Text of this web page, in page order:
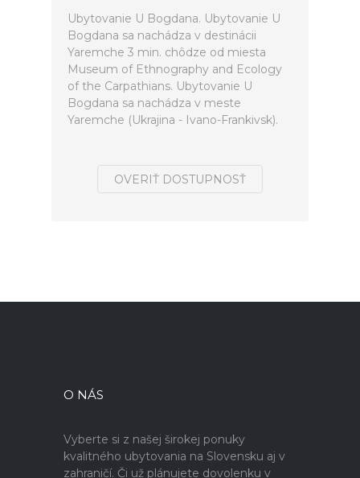
Ubytovanie U Bogdana. Ubytovanie U
Bogdana sa nachádza v destinácii
Yaremche 3 min. chôdze od miesta
Museum of Ethnography and Ecology
of the Carpathians. Ubytovanie U
Bogdana sa nachádza v meste
Yaremche (Ukrajina - Ivano-Frankivsk).
OVERIŤ DOSTUPNOSŤ
O NÁS
Vyberte si z našej širokej ponuky
kvalitného ubytovania na Slovensku aj v
zahraničí. Či už plánujete dovolenku v